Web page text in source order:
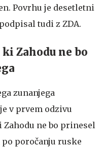
Povrhu je desetletni
tudi z ZDA.
Zahodu ne bo
zunanjega
je v prvem odzivu
ne bo prinesel
po poročanju ruske